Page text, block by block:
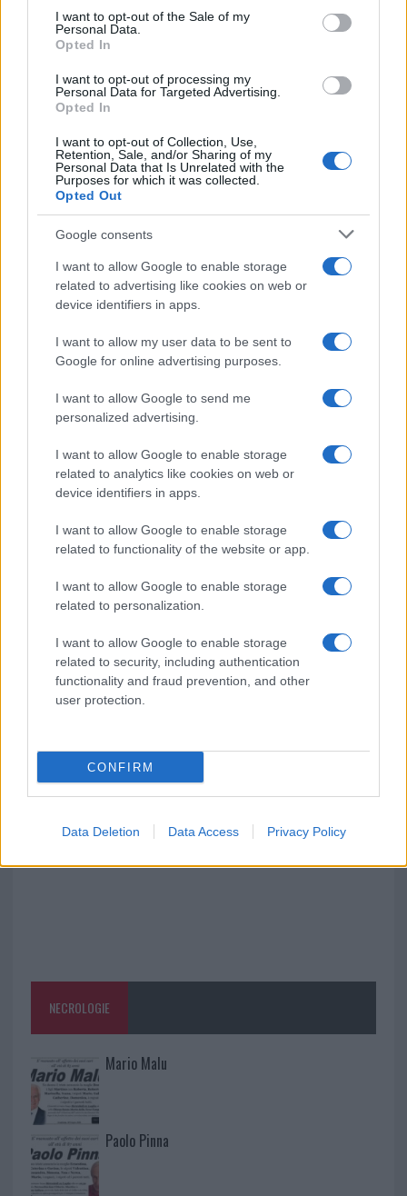
consent section.
I want to opt-out of the Sale of my
Personal Data.
Opted In
I want to opt-out of processing my
Personal Data for Targeted Advertising.
Opted In
I want to opt-out of Collection, Use,
Retention, Sale, and/or Sharing of my
Personal Data that Is Unrelated with the
Purposes for which it was collected.
Opted Out
Google consents
I want to allow Google to enable storage
related to advertising like cookies on web or
device identifiers in apps.
I want to allow my user data to be sent to
Google for online advertising purposes.
I want to allow Google to send me
personalized advertising.
I want to allow Google to enable storage
related to analytics like cookies on web or
device identifiers in apps.
I want to allow Google to enable storage
related to functionality of the website or app.
I want to allow Google to enable storage
related to personalization.
I want to allow Google to enable storage
related to security, including authentication
functionality and fraud prevention, and other
user protection.
CONFIRM
Data Deletion Data Access Privacy Policy
Condividi l'articolo
F
a
ce
b
o
o
k
T
w
it
te
r
Pi
n
te
re
st
W
h
at
s
A
p
S
h
a
re
Articolo precedente
Prossimo articolo
NOTIZIE RECENTI
Pausa caffè impeccabile: come scegliere la
soluzione ideale per la casa e l’ufficio
Monte Pino, la fine di un lungo dolore: storia e
rinascita della strada che segnò la Gallura
Raid nelle campagne di Berchidda, rischio per
la rete elettrica
Monte Pino, via i cancelli del cantiere: la Gallura
ritrova la strada
Nuovi stalli residenti a Palau, il Comune
Film internazionale, casting per comparse in
Costa Smeralda
Porto Rotondo ospita la grande sfida della vela
nell’estate 2026
NECROLOGIE
Mario Malu
Paolo Pinna